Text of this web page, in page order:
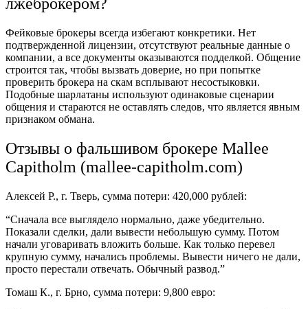
лжеброкером?
Фейковые брокеры всегда избегают конкретики. Нет
подтвержденной лицензии, отсутствуют реальные данные о
компании, а все документы оказываются подделкой. Общение
строится так, чтобы вызвать доверие, но при попытке
проверить брокера на скам всплывают несостыковки.
Подобные шарлатаны используют одинаковые сценарии
общения и стараются не оставлять следов, что является явным
признаком обмана.
Отзывы о фальшивом брокере Mallee
Capitholm (mallee-capitholm.com)
Алексей Р., г. Тверь, сумма потери: 420,000 рублей:
“Сначала все выглядело нормально, даже убедительно.
Показали сделки, дали вывести небольшую сумму. Потом
начали уговаривать вложить больше. Как только перевел
крупную сумму, начались проблемы. Вывести ничего не дали,
просто перестали отвечать. Обычный развод.”
Томаш К., г. Брно, сумма потери: 9,800 евро: